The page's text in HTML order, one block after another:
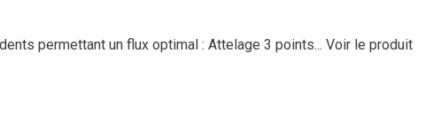
permettant un flux optimal : Attelage 3 points... Voir le produit